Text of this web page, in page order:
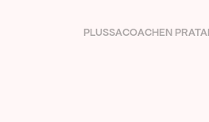
PLUSSACOACHEN